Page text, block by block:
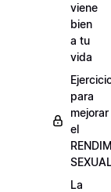
viene
bien
a tu
vida
para
mejorar
el
La